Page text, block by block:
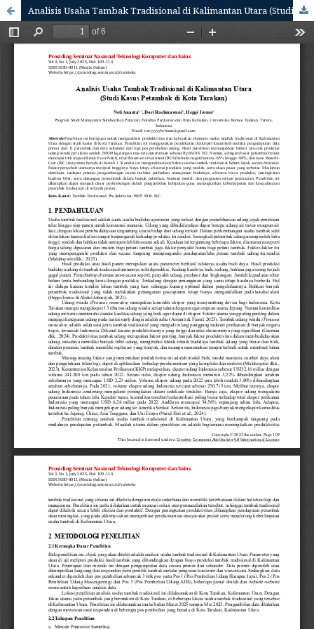
Analisis Usaha Tambak Tradisional di Kalimantan Utara (Studi Kasus Petambak di Kota Tarakan)